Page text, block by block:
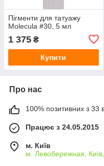
Пігменти для татуажу
Molecula #30, 5 мл
1 375 ₴
Купити
Про нас
100% позитивних з 33
Працює з 24.05.2015
м. Київ
м. Левобережная,